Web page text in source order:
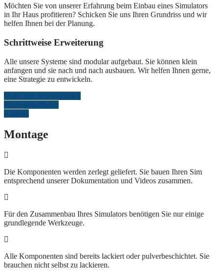
Möchten Sie von unserer Erfahrung beim Einbau eines Simulators
in Ihr Haus profitieren? Schicken Sie uns Ihren Grundriss und wir
helfen Ihnen bei der Planung.
Schrittweise Erweiterung
Alle unsere Systeme sind modular aufgebaut. Sie können klein
anfangen und sie nach und nach ausbauen. Wir helfen Ihnen gerne,
eine Strategie zu entwickeln.
Montage
Die Komponenten werden zerlegt geliefert. Sie bauen Ihren Sim
entsprechend unserer Dokumentation und Videos zusammen.
Für den Zusammenbau Ihres Simulators benötigen Sie nur einige
grundlegende Werkzeuge.
Alle Komponenten sind bereits lackiert oder pulverbeschichtet. Sie
brauchen nicht selbst zu lackieren.